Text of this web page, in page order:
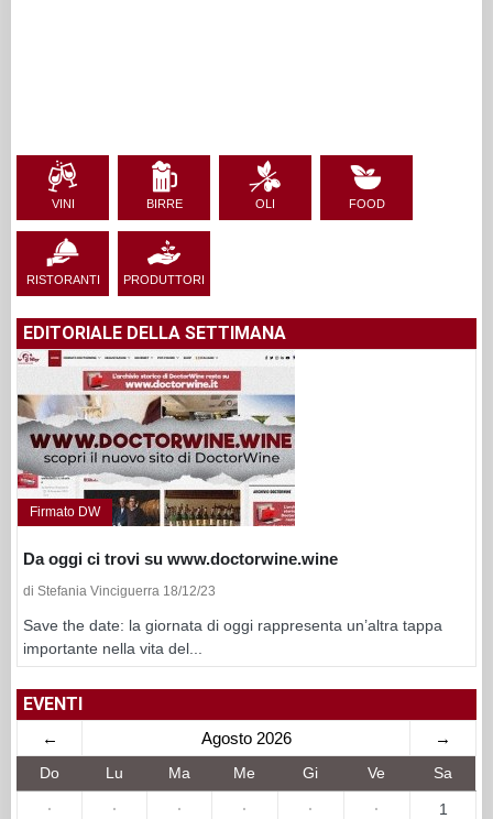
VINI BIRRE OLI FOOD
RISTORANTI PRODUTTORI
EDITORIALE DELLA SETTIMANA
Firmato DW
Da oggi ci trovi su www.doctorwine.wine
di Stefania Vinciguerra 18/12/23
Save the date: la giornata di oggi rappresenta un’altra tappa
importante nella vita del...
EVENTI
← Agosto 2026 →
Do Lu Ma Me Gi Ve Sa
· · · · · · 1